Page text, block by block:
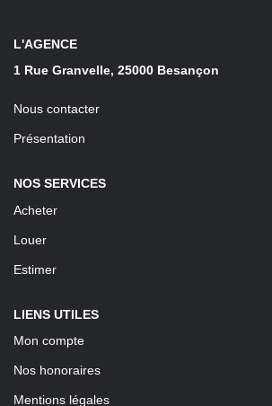
Confiez-Nous La Recherche De
L'AGENCE
1 Rue Granvelle, 25000 Besançon
Nous contacter
Présentation
NOS SERVICES
Acheter
Louer
Estimer
LIENS UTILES
Mon compte
Nos honoraires
Mentions légales